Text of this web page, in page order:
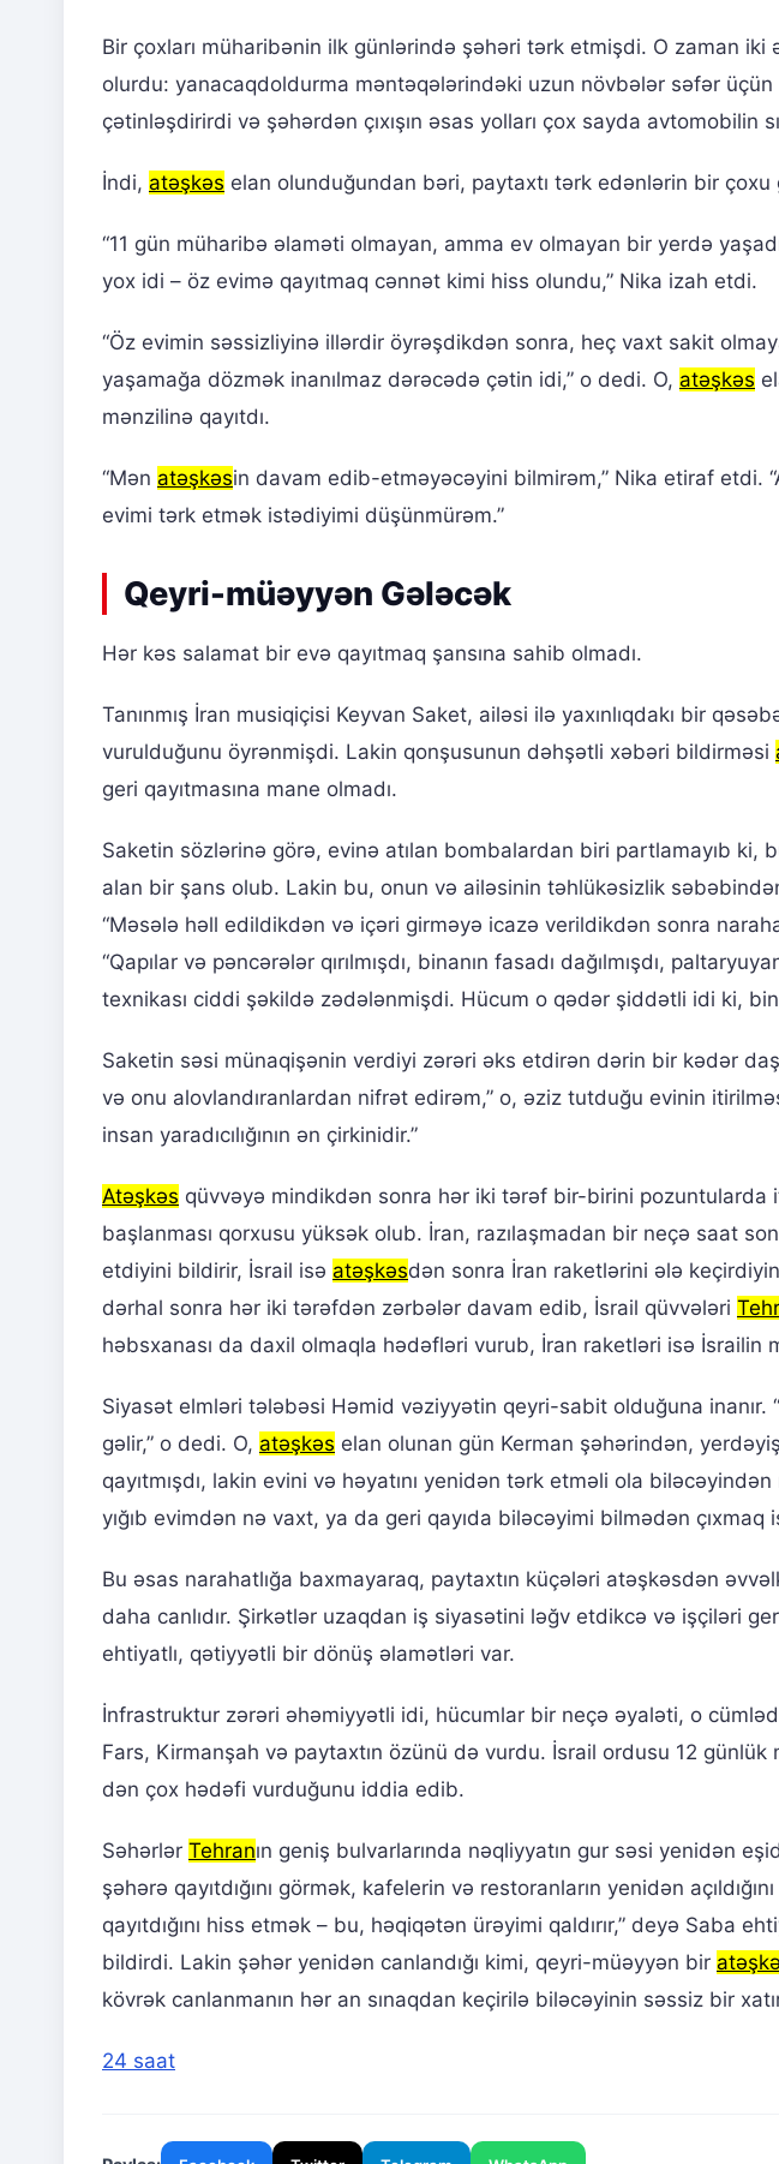
Bir çoxları müharibənin ilk günlərində şəhəri tərk etmişdi. O zaman iki
olurdu: yanacaqdoldurma məntəqələrindəki uzun növbələr səfər
çətinləşdirirdi və şəhərdən çıxışın əsas yolları çox sayda avtomobilin
İndi, atəşkəs elan olunduğundan bəri, paytaxtı tərk edənlərin bir çoxu
“11 gün müharibə əlaməti olmayan, amma ev olmayan bir yerdə
yox idi – öz evimə qayıtmaq cənnət kimi hiss olundu,” Nika izah etdi.
“Öz evimin səssizliyinə illərdir öyrəşdikdən sonra, heç vaxt sakit
yaşamağa dözmək inanılmaz dərəcədə çətin idi,” o dedi. O, atəşkəs
mənzilinə qayıtdı.
“Mən atəşkəsin davam edib-etməyəcəyini bilmirəm,” Nika etiraf etdi.
evimi tərk etmək istədiyimi düşünmürəm.”
Qeyri-müəyyən Gələcək
Hər kəs salamat bir evə qayıtmaq şansına sahib olmadı.
Tanınmış İran musiqiçisi Keyvan Saket, ailəsi ilə yaxınlıqdakı bir
vurulduğunu öyrənmişdi. Lakin qonşusunun dəhşətli xəbəri bildirməsi
geri qayıtmasına mane olmadı.
Saketin sözlərinə görə, evinə atılan bombalardan biri partlamayıb ki,
alan bir şans olub. Lakin bu, onun və ailəsinin təhlükəsizlik
“Məsələ həll edildikdən və içəri girməyə icazə verildikdən sonra
“Qapılar və pəncərələr qırılmışdı, binanın fasadı dağılmışdı,
texnikası ciddi şəkildə zədələnmişdi. Hücum o qədər şiddətli idi ki,
Saketin səsi münaqişənin verdiyi zərəri əks etdirən dərin bir kədər
və onu alovlandıranlardan nifrət edirəm,” o, əziz tutduğu evinin
insan yaradıcılığının ən çirkinidir.”
Atəşkəs qüvvəyə mindikdən sonra hər iki tərəf bir-birini
başlanması qorxusu yüksək olub. İran, razılaşmadan bir neçə saat
etdiyini bildirir, İsrail isə atəşkəsdən sonra İran raketlərini ələ
dərhal sonra hər iki tərəfdən zərbələr davam edib, İsrail qüvvələri
həbsxanası da daxil olmaqla hədəfləri vurub, İran raketləri isə İsrailin
Siyasət elmləri tələbəsi Həmid vəziyyətin qeyri-sabit olduğuna inanır.
gəlir,” o dedi. O, atəşkəs elan olunan gün Kerman şəhərindən,
qayıtmışdı, lakin evini və həyatını yenidən tərk etməli ola
yığıb evimdən nə vaxt, ya da geri qayıda biləcəyimi bilmədən çıxmaq
Bu əsas narahatlığa baxmayaraq, paytaxtın küçələri atəşkəsdən
daha canlıdır. Şirkətlər uzaqdan iş siyasətini ləğv etdikcə və işçiləri
ehtiyatlı, qətiyyətli bir dönüş əlamətləri var.
İnfrastruktur zərəri əhəmiyyətli idi, hücumlar bir neçə əyaləti, o
Fars, Kirmanşah və paytaxtın özünü də vurdu. İsrail ordusu 12 günlük
dən çox hədəfi vurduğunu iddia edib.
Səhərlər Tehranın geniş bulvarlarında nəqliyyatın gur səsi yenidən
şəhərə qayıtdığını görmək, kafelerin və restoranların yenidən
qayıtdığını hiss etmək – bu, həqiqətən ürəyimi qaldırır,” deyə Saba
bildirdi. Lakin şəhər yenidən canlandığı kimi, qeyri-müəyyən bir
kövrək canlanmanın hər an sınaqdan keçirilə biləcəyinin səssiz bir
24 saat